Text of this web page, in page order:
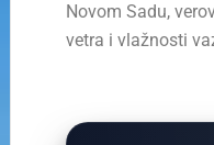
Novom Sadu,
vetra i vlažnosti